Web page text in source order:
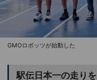
GMOロボッツが始動した
駅伝日本一の走り